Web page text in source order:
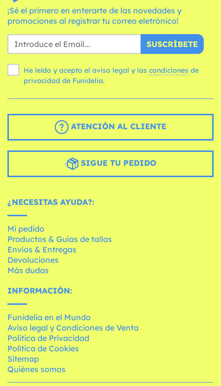
¡Sé el primero en enterarte de las novedades y
promociones al registrar tu correo eletrónico!
SUSCRÍBETE
He leído y acepto el aviso legal y las condiciones
privacidad de Funidelia.
ATENCIÓN AL CLIENTE
SIGUE TU PEDIDO
¿NECESITAS AYUDA?:
Mi pedido
Productos & Guías de tallas
Envíos & Entregas
Devoluciones
Más dudas
INFORMACIÓN:
Funidelia en el Mundo
Aviso legal y Condiciones de Venta
Política de Privacidad
Política de Cookies
Sitemap
Quiénes somos